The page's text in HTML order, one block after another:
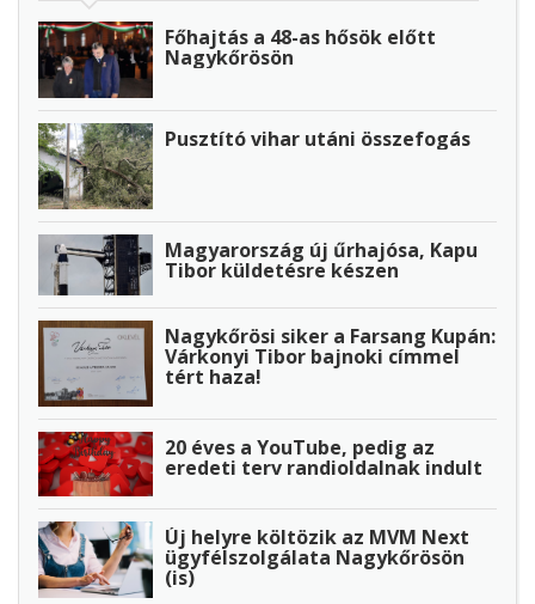
Főhajtás a 48-as hősök előtt
Nagykőrösön
Pusztító vihar utáni összefogás
Magyarország új űrhajósa, Kapu
Tibor küldetésre készen
Nagykőrösi siker a Farsang Kupán:
Várkonyi Tibor bajnoki címmel
tért haza!
20 éves a YouTube, pedig az
eredeti terv randioldalnak indult
Új helyre költözik az MVM Next
ügyfélszolgálata Nagykőrösön
(is)